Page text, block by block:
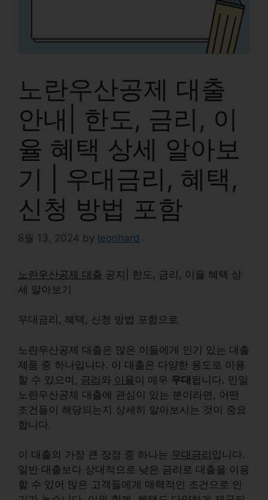
노란우산공제 대출
안내| 한도, 금리, 이
율 혜택 상세 알아보
기 | 우대금리, 혜택,
신청 방법 포함
8월 13, 2024 by leonhard
노란우산공제 대출 공지| 한도, 금리, 이율 혜택 상
세 알아보기
우대금리 , 혜택, 신청 방법 포함으로
노란우산공제 대출은 많은 이들에게 인기 있는 대출
제품 중 하나입니다. 이 대출은 다양한 용도로 이용
할 수 있으며, 금리 와 이율이 매우 우대 됩니다. 만일
노란우산공제 대출에 관심이 있는 분이라면, 어떤
조건들이 해당되는지 상세히 알아보시는 것이 중요
합니다.
이 대출의 가장 큰 장점 중 하나는 우대금리 입니다.
일반 대출보다 상대적으로 낮은 금리로 대출을 이용
할 수 있어 많은 고객들에게 매력적인 조건으로 인